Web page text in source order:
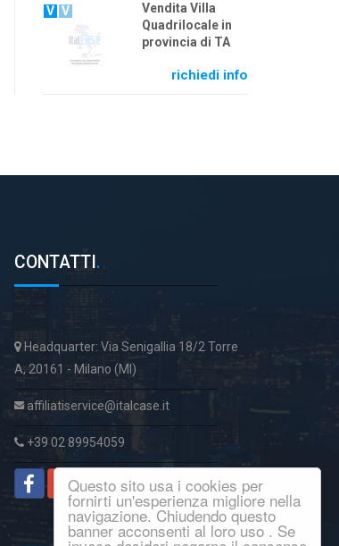
Questo sito usa i cookies per
fornirti un'esperienza migliore nella
navigazione. Chiudendo questo
banner acconsenti al loro uso . Se
V V
Vendita Villa
Quadrilocale in
provincia di TA
richiedi info
CONTATTI .
Headquarter: Via Senigallia 18/2 Torre
A, 20161 - Milano (MI)
affiliatiservice@italcase.it
+39 02 89954059